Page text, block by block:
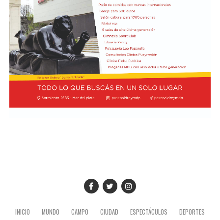
Previamente, Milei participó del acto de juramentación
y toma de mando de la presidenta de Perú, Keiko
Fujimori, realizado en el Congreso de ese país, en el
marco de su visita oficial a Lima.
El presidente viajó acompañado por una comitiva
integrada por el canciller Pablo Quirno y la secretaria
general de la Presidencia, Karina Milei.
INICIO MUNDO CAMPO CIUDAD ESPECTÁCULOS DEPORTES